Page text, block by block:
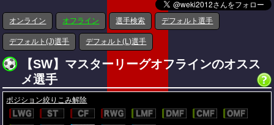
オンライン オフライン 選手検索 デフォルト選手
デフォルト(J)選手 デフォルト(L)選手
【SW】マスターリーグオフラインのオスス
メ選手
ポジション絞りこみ解除